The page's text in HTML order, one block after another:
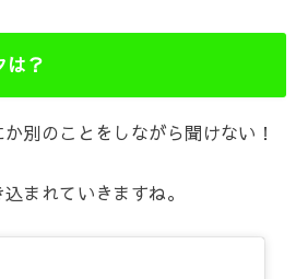
は？
別のことをしながら聞けない！
まれていきますね。